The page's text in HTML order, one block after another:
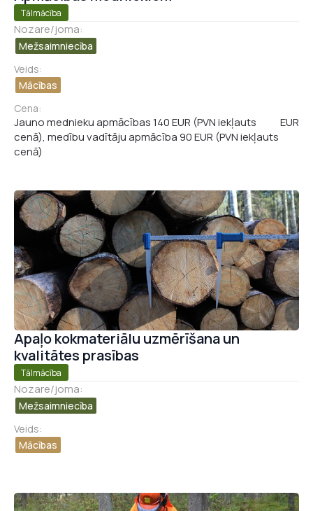
Tālmācība
Nozare/joma:
Mežsaimniecība
Veids:
Mācības
Cena:
Jauno mednieku apmācības 140 EUR (PVN iekļauts
cenā), medību vadītāju apmācība 90 EUR (PVN iekļauts
cenā)
EUR
Apaļo kokmateriālu uzmērīšana un
kvalitātes prasības
Tālmācība
Nozare/joma:
Mežsaimniecība
Veids:
Mācības